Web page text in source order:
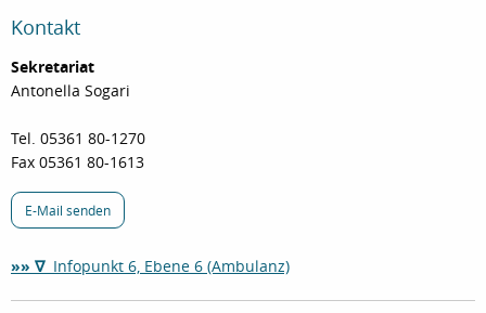
Kontakt
Sekretariat
Antonella Sogari
Tel. 05361 80-1270
Fax 05361 80-1613
E-Mail senden
»» ∇ Infopunkt 6, Ebene 6 (Ambulanz)